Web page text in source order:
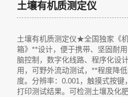
土壤有机质测定仪
土壤有机质测定仪★全国独家《
箱》**设计，便于携带、坚固耐
脑控制，数字化线路、程序化设
用，可野外流动测试，**程度降
度。分辨率：0.001，触摸式按
打印测试结果。可检测土壤及化